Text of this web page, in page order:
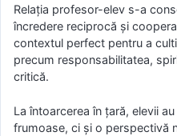
Relația profesor-elev s-a
încredere reciprocă și
contextul perfect pentru a
precum responsabilitatea,
critică.
La întoarcerea în țară, elevii
frumoase, ci și o perspectivă